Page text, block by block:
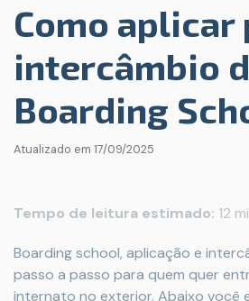
Como aplicar
intercâmbio
Boarding
Atualizado em 17/09/2025
Tempo de leitura estimado: 12
Boarding school, aplicação e
passo a passo para quem quer
internato no exterior. Abaixo você